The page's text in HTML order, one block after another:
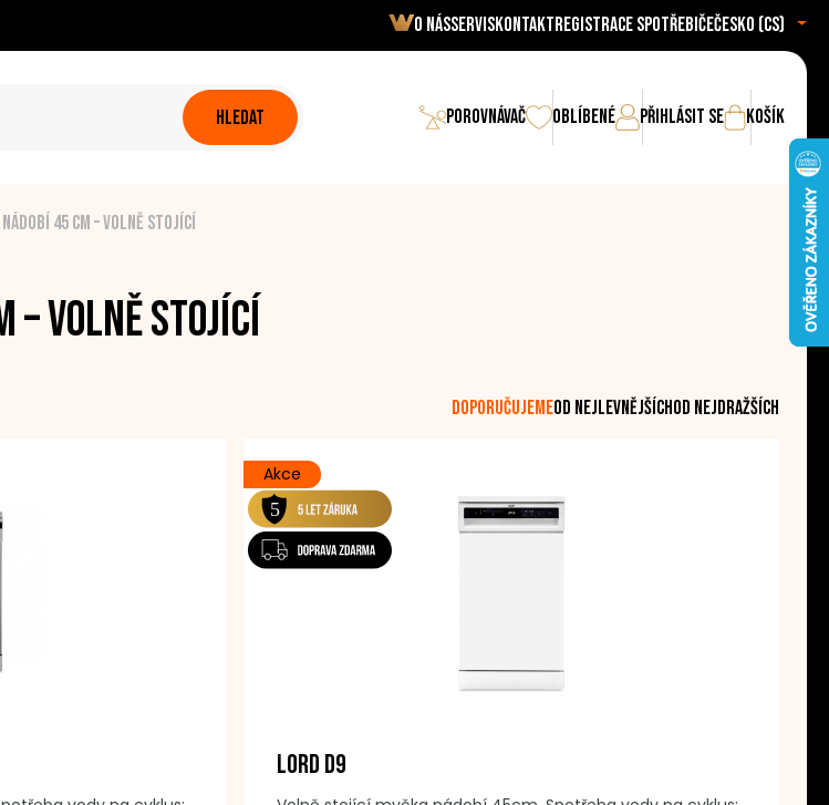
O násServisKontaktRegistrace spotřebičeČesko (cs)
HLEDAT Porovnávač Oblíbené Přihlásit se Košík
45 cm – volně stojící
– volně stojící
doporučujemeod nejlevnějšíchod nejdražších
Akce
LORD D9